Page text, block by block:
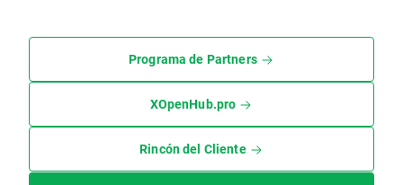
Programa de Partners
XOpenHub.pro
Rincón del Cliente